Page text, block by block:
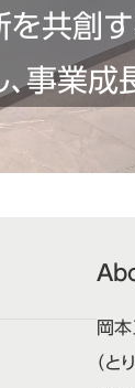
を共創
事業成
岡
（と